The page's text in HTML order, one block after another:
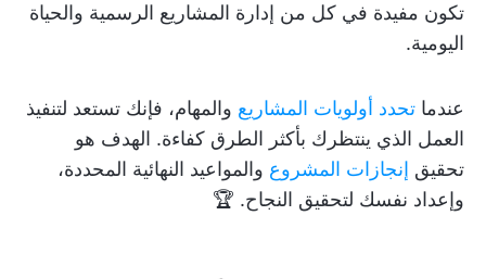
تكون مفيدة في كل من إدارة المشاريع الرسمية والحياة
اليومية.
عندما تحدد أولويات المشاريع والمهام، فإنك تستعد لتنفيذ
العمل الذي ينتظرك بأكثر الطرق كفاءة. الهدف هو
تحقيق إنجازات المشروع والمواعيد النهائية المحددة،
وإعداد نفسك لتحقيق النجاح. 🏆